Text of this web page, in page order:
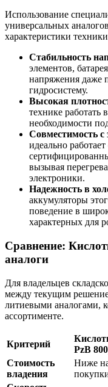
Использование
универсальных
характеристики
Стабильность
элементов,
напряжения даже
гидросистему.
Высокая
технике работать
необходимости
Совместимость
идеально
вызывая
электроники.
Надежность в
аккумуляторы
поведение в
характерных для
Сравнение:
аналоги
Для владельцев
между текущим
литиевыми аналогами,
ассортименте.
Критерий
PzB
Стоимость
владения
Ниже